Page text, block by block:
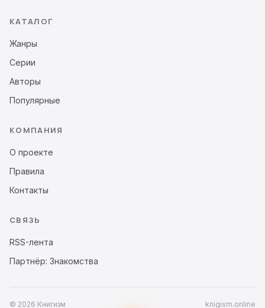
КАТАЛОГ
Жанры
Серии
Авторы
Популярные
КОМПАНИЯ
О проекте
Правила
Контакты
СВЯЗЬ
RSS-лента
Партнёр: Знакомства
© 2026 Книгизм knigism.online